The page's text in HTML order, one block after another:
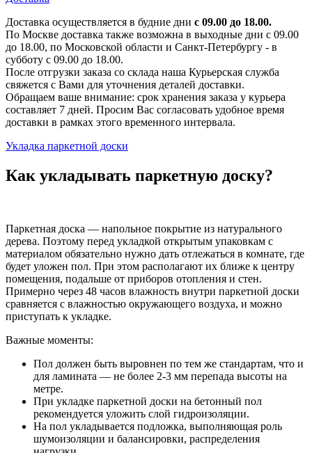
Доставка осуществляется в будние дни с 09.00 до 18.00.
По Москве доставка также возможна в выходные дни с 09.00
до 18.00, по Московской области и Санкт-Петербургу - в
субботу с 09.00 до 18.00.
После отгрузки заказа со склада наша Курьерская служба
свяжется с Вами для уточнения деталей доставки.
Обращаем ваше внимание: срок хранения заказа у курьера
составляет 7 дней. Просим Вас согласовать удобное время
доставки в рамках этого временного интервала.
Укладка паркетной доски
Как укладывать паркетную доску?
Паркетная доска — напольное покрытие из натурального
дерева. Поэтому перед укладкой открытым упаковкам с
материалом обязательно нужно дать отлежаться в комнате, где
будет уложен пол. При этом располагают их ближе к центру
помещения, подальше от приборов отопления и стен.
Примерно через 48 часов влажность внутри паркетной доски
сравняется с влажностью окружающего воздуха, и можно
приступать к укладке.
Важные моменты:
Пол должен быть выровнен по тем же стандартам, что и
для ламината — не более 2-3 мм перепада высоты на
метре.
При укладке паркетной доски на бетонный пол
рекомендуется уложить слой гидроизоляции.
На пол укладывается подложка, выполняющая роль
шумоизоляции и балансировки, распределения